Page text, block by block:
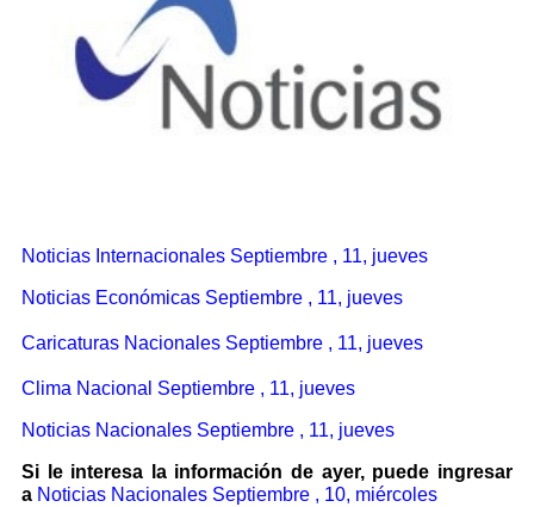
Noticias Internacionales Septiembre , 11, jueves
Noticias Económicas Septiembre , 11, jueves
Caricaturas Nacionales Septiembre , 11, jueves
Clima Nacional Septiembre , 11, jueves
Noticias Nacionales Septiembre , 11, jueves
Si le interesa la información de ayer, puede ingresar
a Noticias Nacionales Septiembre , 10, miércoles